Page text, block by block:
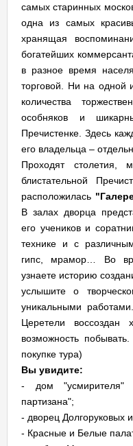
самых старинных
одна из самых
хранящая
богатейших
в разное время
торговой. Ни на одной
количества
особняков и
Пречистенке. Здесь
его владельца –
Проходят столетия,
блистательной
расположилась
В залах дворца
его учеников и
технике и с
гипс, мрамор… Во
узнаете историю
услышите о
уникальными
Церетели
возможность
покупке тура)
Вы увидите:
- дом "усмирителя"
партизана";
- дворец Долгоруковых
- Красные и Белые